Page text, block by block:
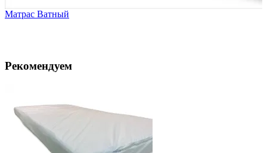
Матрас Ватный
Рекомендуем